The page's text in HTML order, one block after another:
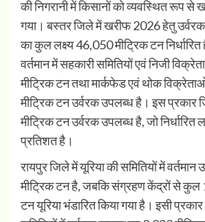
की निगरानी में किसानों को व्यवस्थित रूप से
गया। बस्तर जिले में खरीफ 2026 हेतु
का कुल लक्ष्य 46,050 मीट्रिक टन
वर्तमान में सहकारी समितियों एवं निजी
मीट्रिक टन तथा मार्कफेड एवं थोक
मीट्रिक टन उर्वरक उपलब्ध है। इस
मीट्रिक टन उर्वरक उपलब्ध है, जो निर्धारित
प्रतिशत है।
रायपुर जिले में यूरिया की समितियों में
मीट्रिक टन है, जबकि संग्रहण केंद्रों से कुल
टन यूरिया भंडारित किया गया है। इसी प्रकार